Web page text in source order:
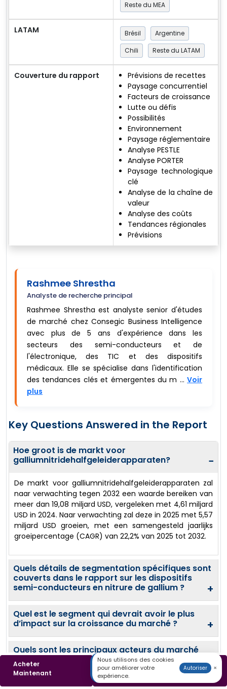
Reste du MEA
LATAM Brésil
Argentine
Chili
Reste du LATAM
Couverture du rapport
Prévisions de recettes
Paysage concurrentiel
Facteurs de croissance
Lutte ou défis
Possibilités
Environnement
Paysage réglementaire
Analyse PESTLE
Analyse PORTER
Paysage technologique
clé
Analyse de la chaîne de
valeur
Analyse des coûts
Tendances régionales
Prévisions
Rashmee Shrestha
Analyste de recherche principal
Rashmee Shrestha est analyste senior d'études
de marché chez Consegic Business Intelligence
avec plus de 5 ans d'expérience dans les
secteurs des semi-conducteurs et de
l'électronique, des TIC et des dispositifs
médicaux. Elle se spécialise dans l'identification
des tendances clés et émergentes du m ... Voir
plus
Key Questions Answered in the Report
Hoe groot is de markt voor
galliumnitridehalfgeleiderapparaten?
−
De markt voor galliumnitridehalfgeleiderapparaten zal
naar verwachting tegen 2032 een waarde bereiken van
meer dan 19,08 miljard USD, vergeleken met 4,61 miljard
USD in 2024. Naar verwachting zal deze in 2025 met 5,57
miljard USD groeien, met een samengesteld jaarlijks
groeipercentage (CAGR) van 22,2% van 2025 tot 2032.
Quels détails de segmentation spécifiques sont
couverts dans le rapport sur les dispositifs
semi-conducteurs en nitrure de gallium ?
+
Quel est le segment qui devrait avoir le plus
d’impact sur la croissance du marché ?
+
Quels sont les principaux acteurs du marché
des dispositifs semi-conducteurs au nitrure de
gallium ?
+
Acheter
Maintenant
Télécharger un
Échantillon
Nous utilisons des cookies
pour améliorer votre
expérience.
Autoriser ×